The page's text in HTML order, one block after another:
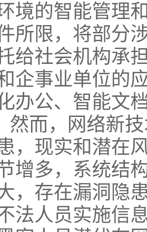
境的智能管理
所限，将部分
给社会机构承
企事业单位的
办公、智能文
然而，网络新
，现实和潜在
增多，系统结
，存在漏洞隐
法人员实施信